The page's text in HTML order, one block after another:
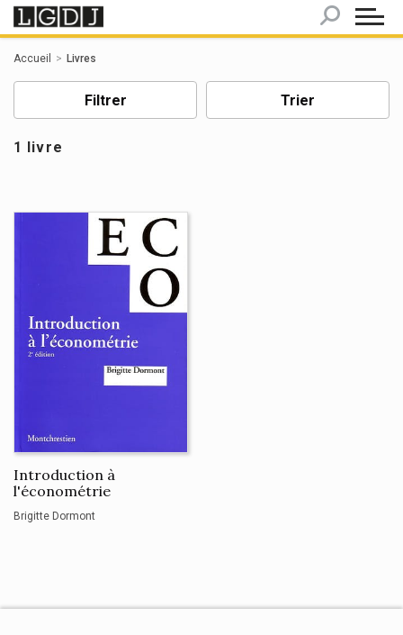
Accueil Livres
Filtrer Trier
1 livre
Introduction à
l'économétrie
Brigitte Dormont
Panneau de gestion des cookies